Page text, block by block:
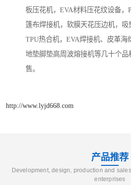
板压花机，EVA材料压花纹设备，
篷布焊接机，软膜天花压边机，吸
TPU热合机，EVA焊接机、皮革海
地垫脚垫高周波熔接机等几十个
售。
http://www.lyjd668.com
产品推荐
Development, design, production and
enterprises